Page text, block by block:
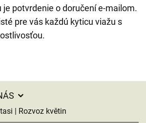
potvrdenie o doručení e-mailom.
pre vás každú kyticu viažu s
| Rozvoz květin